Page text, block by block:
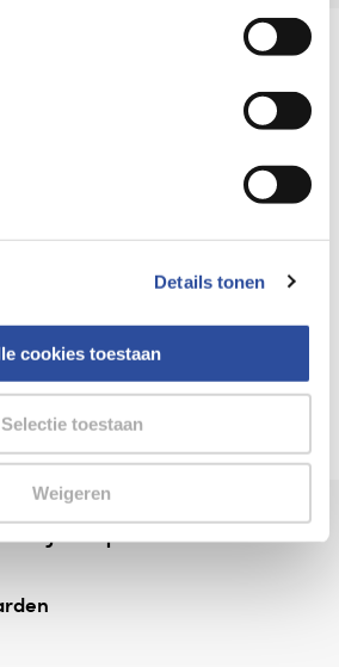
staat in de
Privacyverklaring
Details tonen
cookies toestaan
Selectie toestaan
Weigeren
medicijnen
verkopen.
zorg, ⁠ook online.
bij de hand
⁠bij AlleFolders.
specialist